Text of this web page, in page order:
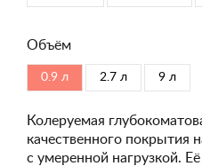
Объём
0.9 л 2.7 л 9 л
Колеруемая
качественного покрытия
с умеренной нагрузкой.